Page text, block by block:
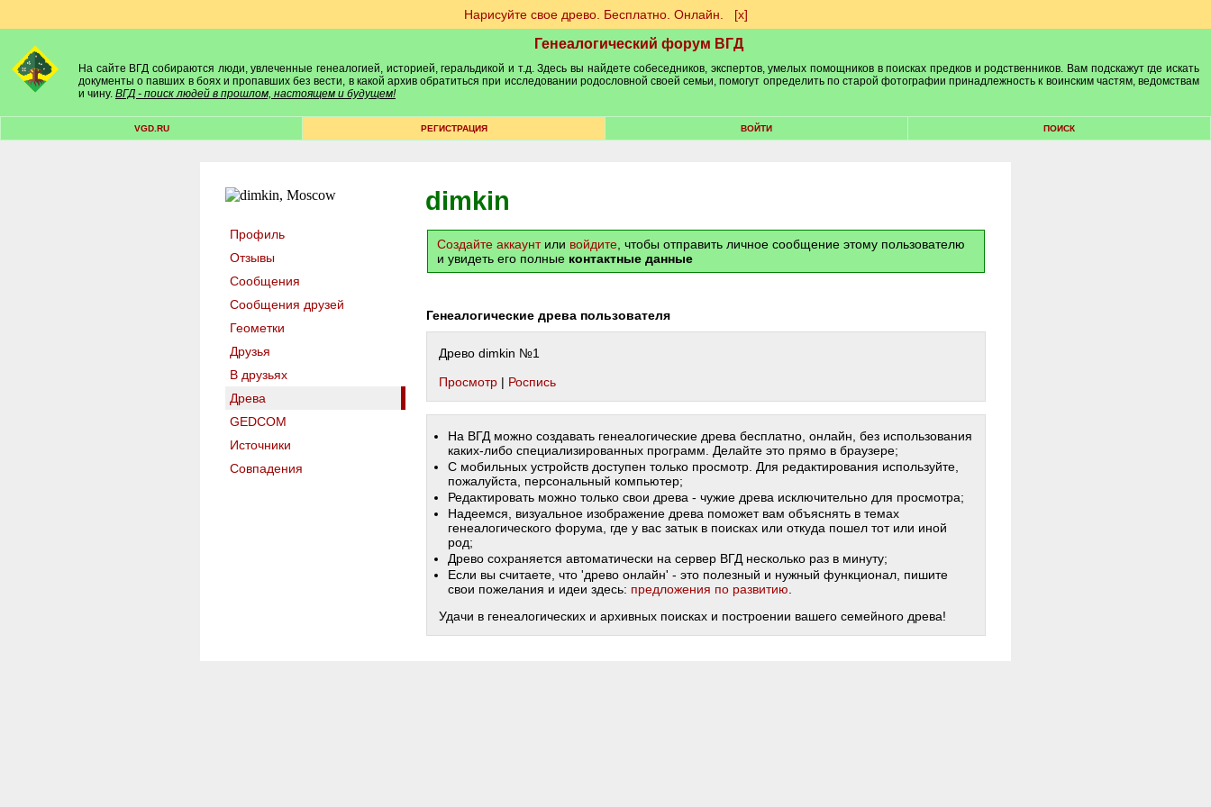
Нарисуйте свое древо. Бесплатно. Онлайн. [х]
Генеалогический форум ВГД
На сайте ВГД собираются люди, увлеченные генеалогией, историей, геральдикой и т.д. Здесь вы найдете собеседников, экспертов, умелых помощников в поисках предков и родственников. Вам подскажут где искать
документы о павших в боях и пропавших без вести, в какой архив обратиться при исследовании родословной своей семьи, помогут определить по старой фотографии принадлежность к воинским частям, ведомствам
и чину. ВГД - поиск людей в прошлом, настоящем и будущем!
VGD.RU РЕГИСТРАЦИЯ ВОЙТИ ПОИСК
Профиль
Отзывы
Сообщения
Сообщения друзей
Геометки
Друзья
В друзьях
Древа
GEDCOM
Источники
Совпадения
dimkin
Создайте аккаунтили войдите , чтобы отправить личное сообщение этому пользователю
и увидеть его полные контактные данные
Генеалогические древа пользователя
Древо dimkin №1
Просмотр | Роспись
На ВГД можно создавать генеалогические древа бесплатно, онлайн, без использования
каких-либо специализированных программ. Делайте это прямо в браузере;
С мобильных устройств доступен только просмотр. Для редактирования используйте,
пожалуйста, персональный компьютер;
Редактировать можно только свои древа - чужие древа исключительно для просмотра;
Надеемся, визуальное изображение древа поможет вам объяснять в темах
генеалогического форума, где у вас затык в поисках или откуда пошел тот или иной
род;
Древо сохраняется автоматически на сервер ВГД несколько раз в минуту;
Если вы считаете, что 'древо онлайн' - это полезный и нужный функционал, пишите
свои пожелания и идеи здесь: предложения по развитию
Удачи в генеалогических и архивных поисках и построении вашего семейного древа!